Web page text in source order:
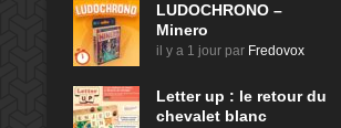
LUDOCHRONO –
Minero
il y a 1 jour par Fredovox
Letter up : le retour du
chevalet blanc